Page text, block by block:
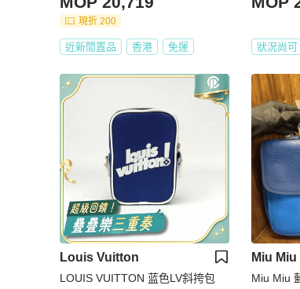
現折 200
近新閒置品 香港 免運 狀況尚可
Louis Vuitton
LOUIS VUITTON 蓝色LV斜挎包
Miu Miu
Miu Miu